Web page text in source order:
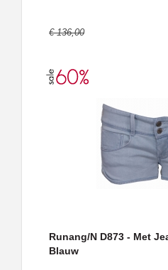
€ 136,00
Runang/N D873 - Met
Blauw